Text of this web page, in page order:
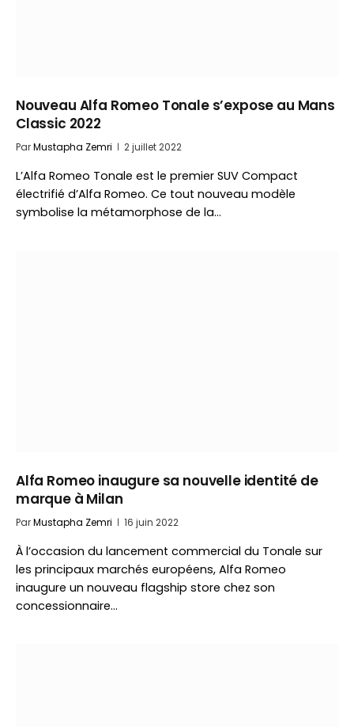
Nouveau Alfa Romeo Tonale s’expose au Mans
Classic 2022
ParMustapha Zemri 2 juillet 2022
L’Alfa Romeo Tonale est le premier SUV Compact
électrifié d’Alfa Romeo. Ce tout nouveau modèle
symbolise la métamorphose de la…
Alfa Romeo inaugure sa nouvelle identité de
marque à Milan
ParMustapha Zemri 16 juin 2022
À l’occasion du lancement commercial du Tonale sur
les principaux marchés européens, Alfa Romeo
inaugure un nouveau flagship store chez son
concessionnaire…